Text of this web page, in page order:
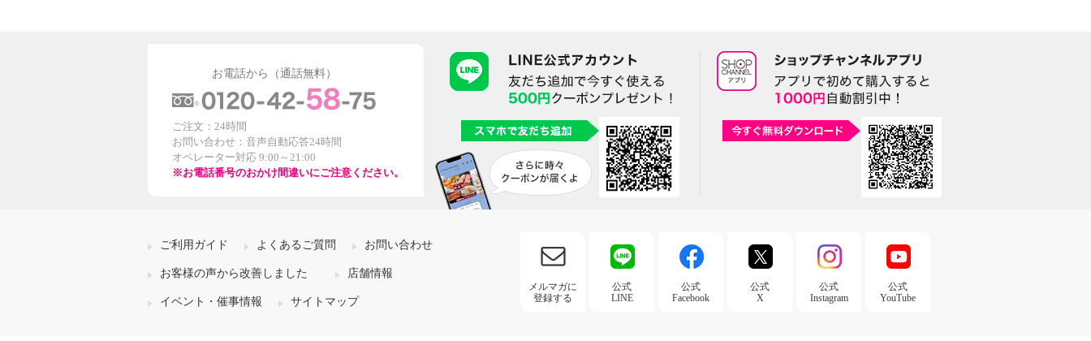
お電話から（通話無料）
ご注文：24時間
お問い合わせ：音声自動応答24時間
オペレーター対応 9:00～21:00
※お電話番号のおかけ間違いにご注意ください。
ご利用ガイド よくあるご質問 お問い合わせ
お客様の声から改善しました 店舗情報
イベント・催事情報 サイトマップ
メルマガに
登録する
公式
LINE
公式
Facebook
公式
X
公式
Instagram
公式
YouTube